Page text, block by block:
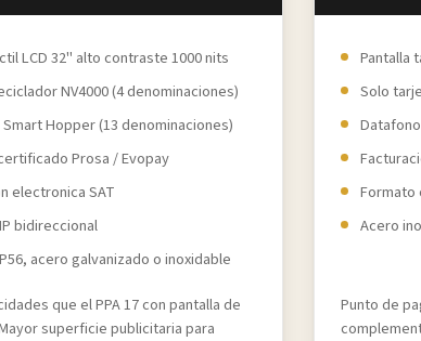
LCD 32" alto contraste 1000 nits
NV4000 (4 denominaciones)
Hopper (13 denominaciones)
Prosa / Evopay
electronica SAT
bidireccional
acero galvanizado o inoxidable
que el PPA 17 con pantalla de
superficie publicitaria para
Pantalla
Solo
Formato
Acero
Punto de